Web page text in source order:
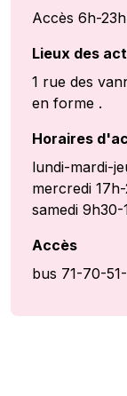
Accès 6h-
Lieux des
1 rue des
en forme .
Horaires
lundi-mardi-
mercredi
samedi 9h30-
Accès
bus 71-70-